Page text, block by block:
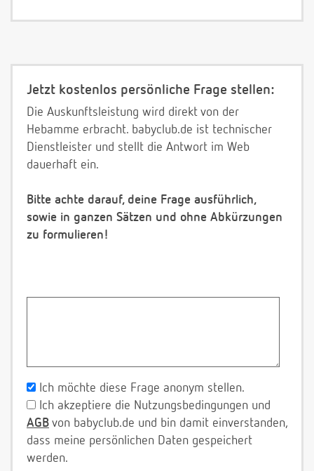
Jetzt kostenlos persönliche Frage stellen:
Die Auskunftsleistung wird direkt von der
Hebamme erbracht. babyclub.de ist technischer
Dienstleister und stellt die Antwort im Web
dauerhaft ein.
Bitte achte darauf, deine Frage ausführlich,
sowie in ganzen Sätzen und ohne Abkürzungen
zu formulieren!
Ich möchte diese Frage anonym stellen.
Ich akzeptiere die Nutzungsbedingungen und
AGB von babyclub.de und bin damit einverstanden,
dass meine persönlichen Daten gespeichert
werden.